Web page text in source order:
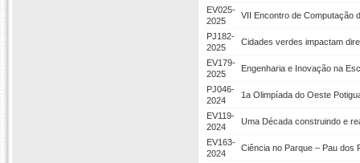
EV025-
2025
VII Encontro de Computação
PJ182-
2025
Cidades verdes impactam
EV179-
2025
Engenharia e Inovação na
PJ046-
2024
1a Olimpíada do Oeste
EV119-
2024
Uma Década construindo e
EV163-
2024
Ciência no Parque – Pau dos